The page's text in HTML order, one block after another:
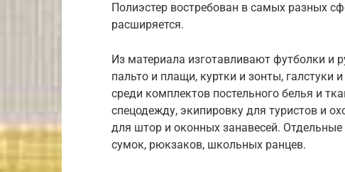
Полиэстер востребован в самых разных
расширяется.
Из материала изготавливают футболки и
пальто и плащи, куртки и зонты, галстуки
среди комплектов постельного белья и
спецодежду, экипировку для туристов и
для штор и оконных занавесей.
сумок, рюкзаков, школьных ранцев.